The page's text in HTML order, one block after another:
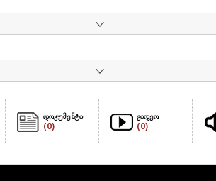
დოკუმენტი
(0)
ვიდეო
(0)